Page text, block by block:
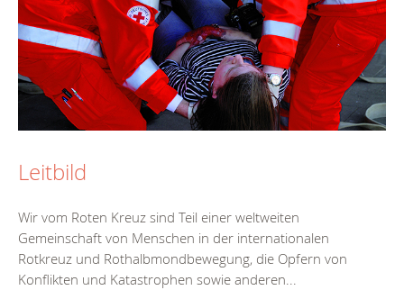
Leitbild
Wir vom Roten Kreuz sind Teil einer weltweiten
Gemeinschaft von Menschen in der internationalen
Rotkreuz und Rothalbmondbewegung, die Opfern von
Konflikten und Katastrophen sowie anderen...